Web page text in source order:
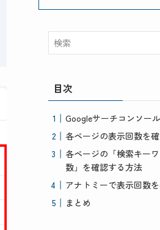
目次
Googleサーチコンソー
各ページの表示回数を
各ページの「検索キー
数」を確認する方法
アナトミーで表示回数
まとめ